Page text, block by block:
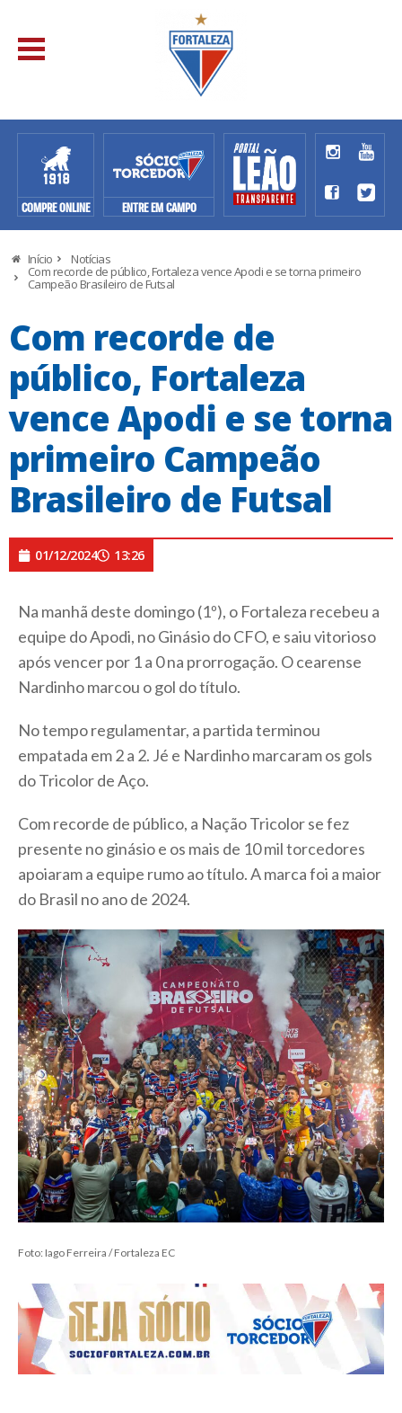
COMPRE ONLINE ENTRE EM CAMPO
Início Notícias
Com recorde de público, Fortaleza vence Apodi e se torna primeiro
Campeão Brasileiro de Futsal
Com recorde de
público, Fortaleza
vence Apodi e se torna
primeiro Campeão
Brasileiro de Futsal
01/12/2024 13:26
Na manhã deste domingo (1º), o Fortaleza recebeu a
equipe do Apodi, no Ginásio do CFO, e saiu vitorioso
após vencer por 1 a 0 na prorrogação. O cearense
Nardinho marcou o gol do título.
No tempo regulamentar, a partida terminou
empatada em 2 a 2. Jé e Nardinho marcaram os gols
do Tricolor de Aço.
Com recorde de público, a Nação Tricolor se fez
presente no ginásio e os mais de 10 mil torcedores
apoiaram a equipe rumo ao título. A marca foi a maior
do Brasil no ano de 2024.
Foto: Iago Ferreira / Fortaleza EC